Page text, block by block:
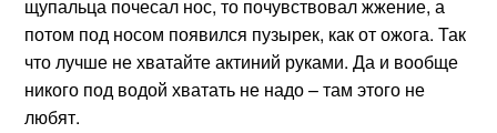
щупальца почесал нос, то почувствовал жжение, а
потом под носом появился пузырек, как от ожога. Так
что лучше не хватайте актиний руками. Да и вообще
никого под водой хватать не надо – там этого не
любят.